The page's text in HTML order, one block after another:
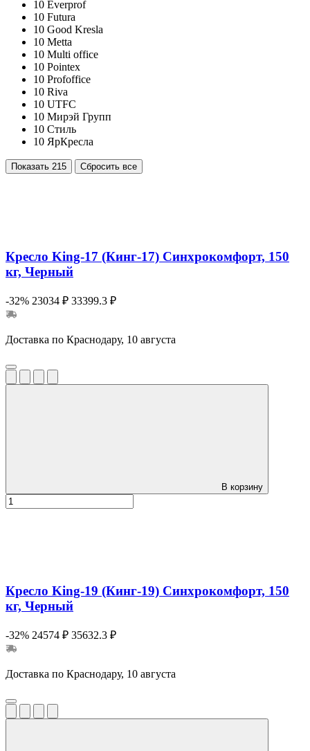
10 Everprof
10 Futura
10 Good Kresla
10 Metta
10 Multi office
10 Pointex
10 Profoffice
10 Riva
10 UTFC
10 Мирэй Групп
10 Стиль
10 ЯрКресла
Показать 215 Сбросить все
Кресло King-17 (Кинг-17) Синхрокомфорт, 150
кг, Черный
-32% 23034 ₽ 33399.3 ₽
Доставка по Краснодару, 10 августа
В корзину
Кресло King-19 (Кинг-19) Синхрокомфорт, 150
кг, Черный
-32% 24574 ₽ 35632.3 ₽
Доставка по Краснодару, 10 августа